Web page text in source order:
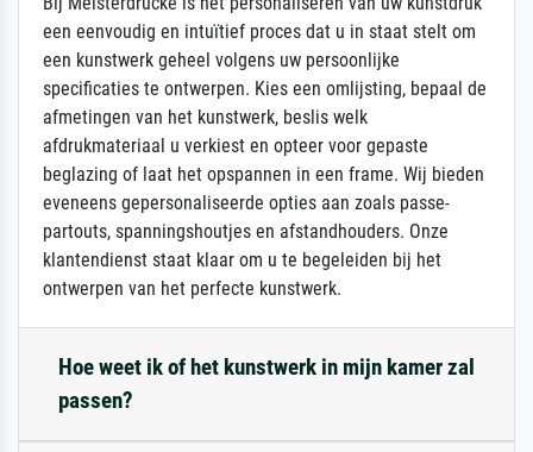
een eenvoudig en intuïtief proces dat u in staat stelt om
een kunstwerk geheel volgens uw persoonlijke
specificaties te ontwerpen. Kies een omlijsting, bepaal de
afmetingen van het kunstwerk, beslis welk
afdrukmateriaal u verkiest en opteer voor gepaste
beglazing of laat het opspannen in een frame. Wij bieden
eveneens gepersonaliseerde opties aan zoals passe-
partouts, spanningshoutjes en afstandhouders. Onze
klantendienst staat klaar om u te begeleiden bij het
ontwerpen van het perfecte kunstwerk.
Hoe weet ik of het kunstwerk in mijn kamer zal
passen?